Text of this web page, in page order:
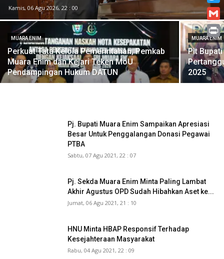
Kamis, 06 Agu 2026, 22 : 00
MUARA ENIM
Perkuat Tata Kelola Pemerintahan, Pemkab
Muara Enim dan Kejari Teken MoU
Pendampingan Hukum DATUN
MUARA ENIM
Plt
2025
Pj. Bupati Muara Enim Sampaikan Apresiasi
Besar Untuk Penggalangan Donasi Pegawai
PTBA
Sabtu, 07 Agu 2021, 22 : 07
Pj. Sekda Muara Enim Minta Paling Lambat
Akhir Agustus OPD Sudah Hibahkan Aset ke...
Jumat, 06 Agu 2021, 21 : 10
HNU Minta HBAP Responsif Terhadap
Kesejahteraan Masyarakat
Rabu, 04 Agu 2021, 22 : 09
Print